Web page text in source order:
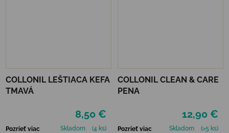
COLLONIL LEŠTIACA KEFA
TMAVÁ
8,50 €
Pozrieť viac Skladom (4 ks)
COLLONIL CLEAN & CARE
PENA
12,90 €
Pozrieť viac Skladom (>5 ks)